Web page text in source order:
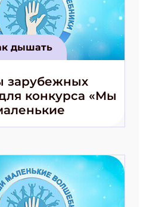
дышать
зарубежных
конкурса «Мы